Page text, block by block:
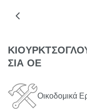
ΣΙΑ ΟΕ
Οικοδομικά